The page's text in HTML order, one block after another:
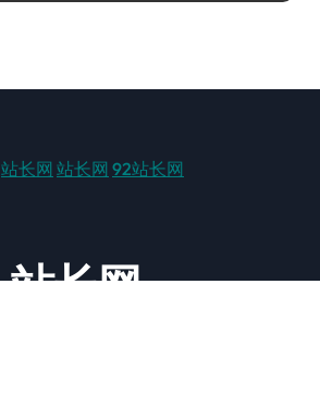
站长网 站长网 92站长网
站长网